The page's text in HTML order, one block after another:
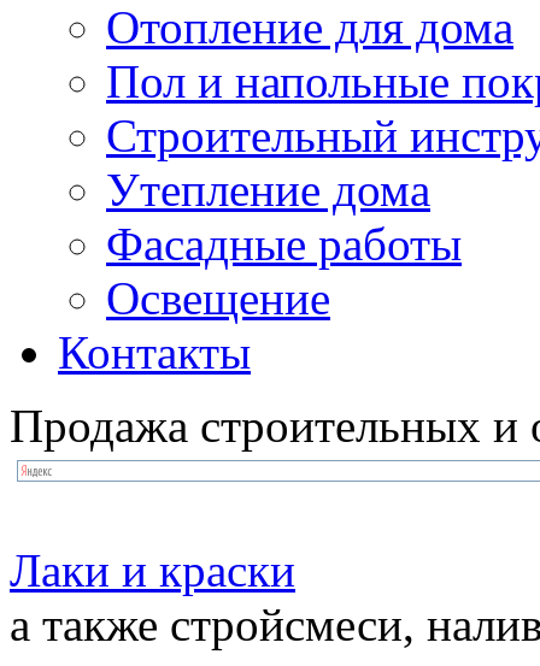
Отопление для дома
Пол и напольные
Строительный
Утепление дома
Фасадные работы
Освещение
Контакты
Продажа строительных и
Лаки и краски
а также стройсмеси,